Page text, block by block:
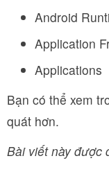
Android
Application
Applications
Bạn có thể xem
quát hơn.
Bài viết này được